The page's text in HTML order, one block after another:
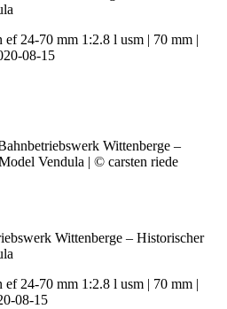
24-70 mm 1:2.8 l usm | 70 mm |
08-15
Wittenberge – Historischer
24-70 mm 1:2.8 l usm | 70 mm |
08-15